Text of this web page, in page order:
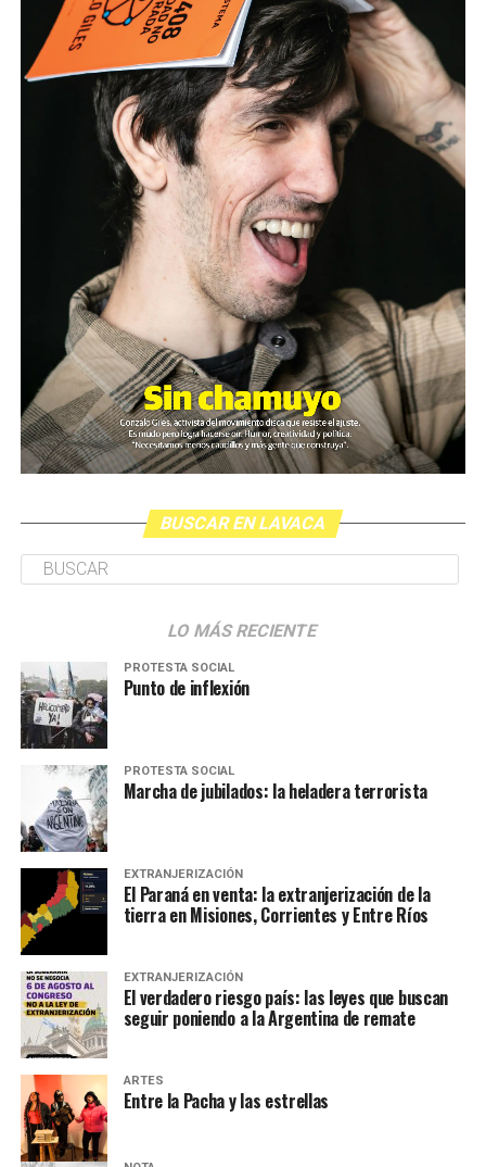
BUSCAR EN LAVACA
LO MÁS RECIENTE
PROTESTA SOCIAL
Punto de inflexión
PROTESTA SOCIAL
Marcha de jubilados: la heladera terrorista
EXTRANJERIZACIÓN
El Paraná en venta: la extranjerización de la
tierra en Misiones, Corrientes y Entre Ríos
EXTRANJERIZACIÓN
El verdadero riesgo país: las leyes que buscan
seguir poniendo a la Argentina de remate
ARTES
Entre la Pacha y las estrellas